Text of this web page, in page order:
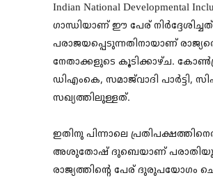
Indian National
ഗാന്ധിയാണ് ഈ പേര്
പരാജയപ്പെടുന്നതിനായാണ്
നേതാക്കളുടെ കൂടിക്കാഴ്ച.
ഡിഎംകെ, സമാജ്‌വാദി പാർട്ടി,
സഖ്യത്തിലുള്ളത്.
ഇതിനു പിന്നാലെ
അശുതോഷ് ദുബെയാണ് പരാതിയുമായി
രാജ്യത്തിന്റെ പേര്